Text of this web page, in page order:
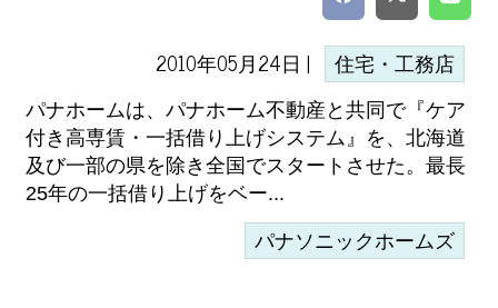
2010年05月24日 | 住宅・工務店
パナホームは、パナホーム不動産と共同で『ケア
付き高専賃・一括借り上げシステム』を、北海道
及び一部の県を除き全国でスタートさせた。最長
25年の一括借り上げをベー...
パナソニックホームズ